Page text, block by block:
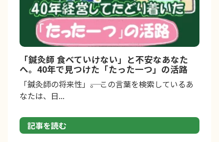
「鍼灸師 食べていけない」と不安なあなた
へ。40年で見つけた「たった一つ」の活路
「鍼灸師の将来性」――。 この言葉を検索しているあ
なたは、日...
記事を読む